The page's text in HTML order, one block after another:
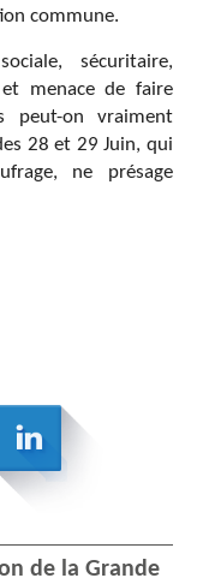
commune.
sécuritaire,
menace de faire
peut-on vraiment
28 et 29 Juin, qui
ne présage
de la Grande